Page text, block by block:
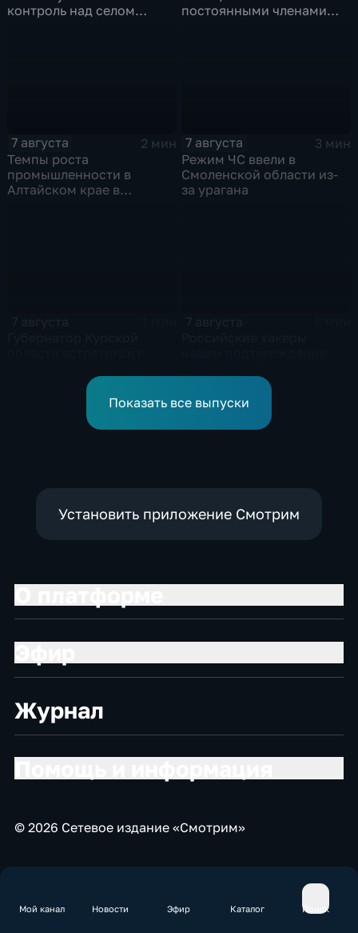
Мой канал Новости Эфир Каталог Поиск
контроль над селом
постоянными членами
7 августа
2 мин
Темпы роста
промышленности в
Алтайском крае в
7 августа
3 мин
Режим ЧС ввели в
Смоленской области из-
за урагана
помогали пострадавшим
от вторжения ВСУ
жителям приграничья
Показать все выпуски
Установить приложение Смотрим
Журнал
© 2026 Сетевое издание «Смотрим»